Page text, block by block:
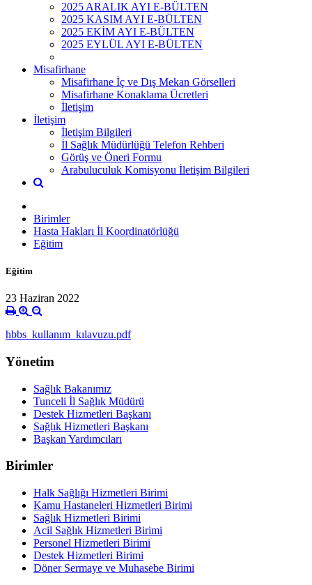
2025 ARALIK AYI E-BÜLTEN
2025 KASIM AYI E-BÜLTEN
2025 EKİM AYI E-BÜLTEN
2025 EYLÜL AYI E-BÜLTEN
Misafirhane
Misafirhane İç ve Dış Mekan Görselleri
Misafirhane Konaklama Ücretleri
İletişim
İletişim
İletişim Bilgileri
İl Sağlık Müdürlüğü Telefon Rehberi
Görüş ve Öneri Formu
Arabuluculuk Komisyonu İletişim Bilgileri
Birimler
Hasta Hakları İl Koordinatörlüğü
Eğitim
Eğitim
23 Haziran 2022
hbbs_kullanım_kılavuzu.pdf
Yönetim
Sağlık Bakanımız
Tunceli İl Sağlık Müdürü
Destek Hizmetleri Başkanı
Sağlık Hizmetleri Başkanı
Başkan Yardımcıları
Birimler
Halk Sağlığı Hizmetleri Birimi
Kamu Hastaneleri Hizmetleri Birimi
Sağlık Hizmetleri Birimi
Acil Sağlık Hizmetleri Birimi
Personel Hizmetleri Birimi
Destek Hizmetleri Birimi
Döner Sermaye ve Muhasebe Birimi